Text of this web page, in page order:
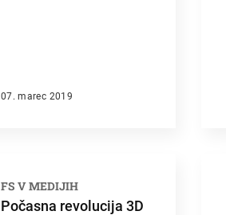
07. marec 2019
FS V MEDIJIH
Počasna revolucija 3D